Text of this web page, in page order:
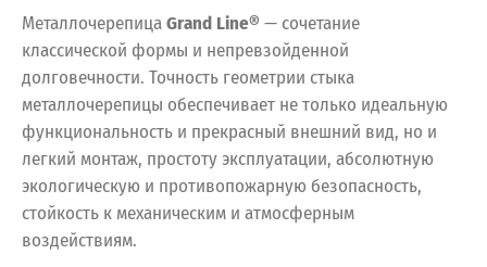
МеталлочерепицаGrand Line® — сочетание
классической формы и непревзойденной
долговечности. Точность геометрии стыка
металлочерепицы обеспечивает не только идеальную
функциональность и прекрасный внешний вид, но и
легкий монтаж, простоту эксплуатации, абсолютную
экологическую и противопожарную безопасность,
стойкость к механическим и атмосферным
воздействиям.